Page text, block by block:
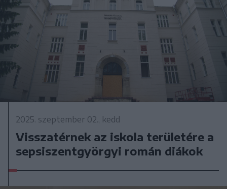
2025. szeptember 02., kedd
Visszatérnek az iskola területére a
sepsiszentgyörgyi román diákok